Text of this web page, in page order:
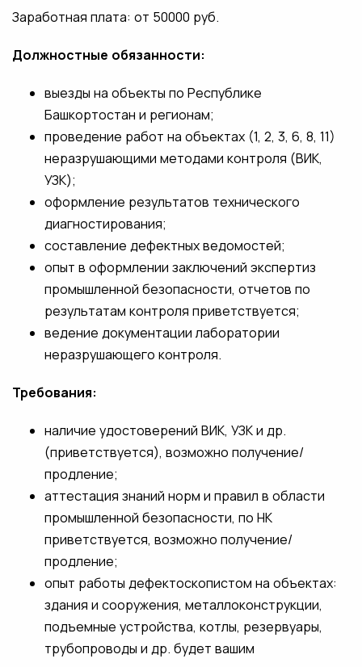
Заработная плата: от 50000 руб.
Должностные обязанности:
выезды на объекты по Республике
Башкортостан и регионам;
проведение работ на объектах (1, 2, 3, 6, 8, 11)
неразрушающими методами контроля (ВИК,
УЗК);
оформление результатов технического
диагностирования;
составление дефектных ведомостей;
опыт в оформлении заключений экспертиз
промышленной безопасности, отчетов по
результатам контроля приветствуется;
ведение документации лаборатории
неразрушающего контроля.
Требования:
наличие удостоверений ВИК, УЗК и др.
(приветствуется), возможно получение/
продление;
аттестация знаний норм и правил в области
промышленной безопасности, по НК
приветствуется, возможно получение/
продление;
опыт работы дефектоскопистом на объектах:
здания и сооружения, металлоконструкции,
подъемные устройства, котлы, резервуары,
трубопроводы и др. будет вашим